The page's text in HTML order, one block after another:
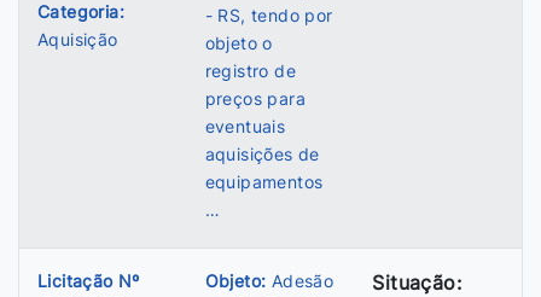
Categoria:
Aquisição
- RS, tendo por
objeto o
registro de
preços para
eventuais
aquisições de
equipamentos
…
Licitação Nº
Objeto: Adesão
Situação: